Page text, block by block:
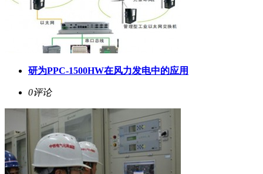
研为PPC-1500HW在风力发电中的应用
0评论